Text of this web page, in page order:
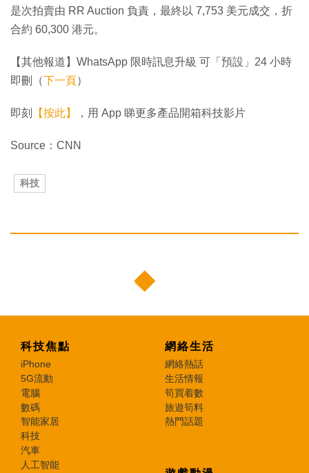
是次拍賣由 RR Auction 負責，最終以 7,753 美元成交，折
合約 60,300 港元。
【其他報道】WhatsApp 限時訊息升級 可「預設」24 小時
即刪（下一頁）
即刻 【按此】 ，用 App 睇更多產品開箱科技影片
Source：CNN
科技
科技焦點
iPhone
5G流動
電腦
數碼
智能家居
科技
汽車
人工智能
網絡生活
網絡熱話
生活情報
筍買着數
旅遊筍料
熱門話題